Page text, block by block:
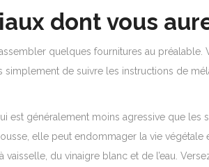
dont vous
quelques fournitures au préalable.
simplement de suivre les instructions de
généralement moins agressive que les
elle peut endommager la vie végétale
du vinaigre blanc et de l’eau.